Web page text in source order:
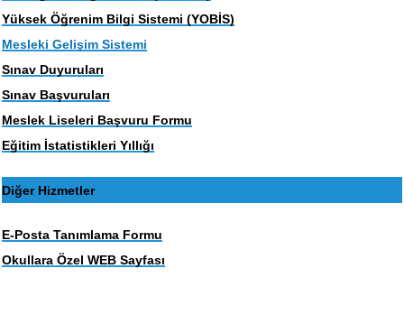
Yüksek Öğrenim Bilgi Sistemi (YOBİS)
Mesleki Gelişim Sistemi
Sınav Duyuruları
Sınav Başvuruları
Meslek Liseleri Başvuru Formu
Eğitim İstatistikleri Yıllığı
Diğer Hizmetler
E-Posta Tanımlama Formu
Okullara Özel WEB Sayfası